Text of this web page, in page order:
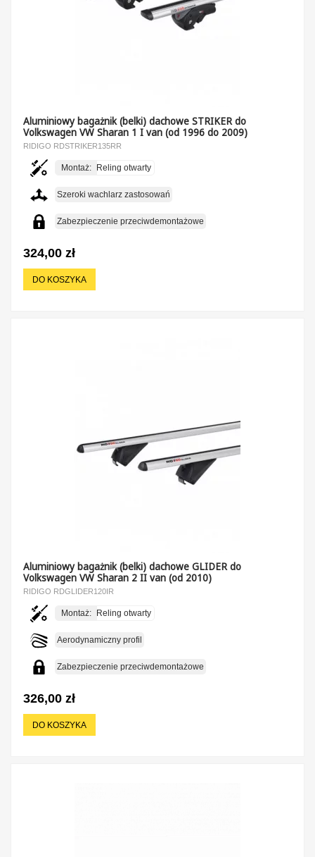
Aluminiowy bagażnik (belki) dachowe STRIKER do
Volkswagen VW Sharan 1 I van (od 1996 do 2009)
RIDIGO RDSTRIKER135RR
Montaż: Reling otwarty
Szeroki wachlarz zastosowań
Zabezpieczenie przeciwdemontażowe
324,00 zł
DO KOSZYKA
Aluminiowy bagażnik (belki) dachowe GLIDER do
Volkswagen VW Sharan 2 II van (od 2010)
RIDIGO RDGLIDER120IR
Montaż: Reling otwarty
Aerodynamiczny profil
Zabezpieczenie przeciwdemontażowe
326,00 zł
DO KOSZYKA